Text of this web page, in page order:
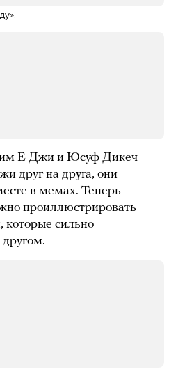
Е Джи и Юсуф Дикеч
друг на друга, они
в мемах. Теперь
проиллюстрировать
которые сильно
другом.